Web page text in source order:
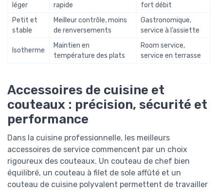
léger
rapide
fort débit
Petit et
stable
Meilleur contrôle, moins
de renversements
Gastronomique,
service à l’assiette
Isotherme
Maintien en
température des plats
Room service,
service en terrasse
Accessoires de cuisine et
couteaux : précision, sécurité et
performance
Dans la cuisine professionnelle, les meilleurs
accessoires de service commencent par un choix
rigoureux des couteaux. Un couteau de chef bien
équilibré, un couteau à filet de sole affûté et un
couteau de cuisine polyvalent permettent de travailler